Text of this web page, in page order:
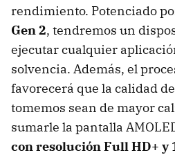
rendimiento. Potenciado
Gen 2, tendremos un
ejecutar cualquier
solvencia. Además, el
favorecerá que la calidad
tomemos sean de mayor
sumarle la pantalla
con resolución Full HD+ y